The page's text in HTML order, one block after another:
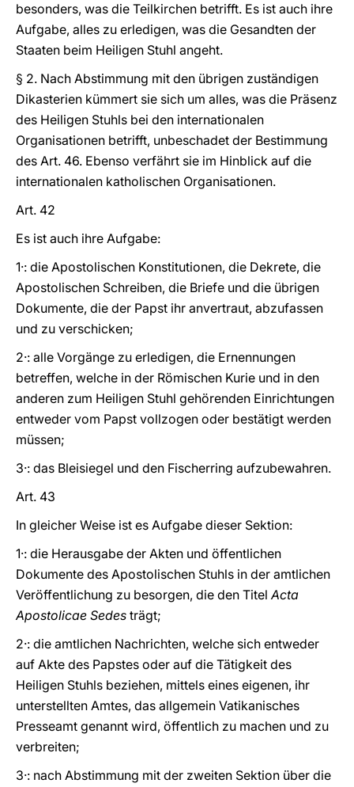
besonders, was die Teilkirchen betrifft. Es ist auch ihre
Aufgabe, alles zu erledigen, was die Gesandten der
Staaten beim Heiligen Stuhl angeht.
§ 2. Nach Abstimmung mit den übrigen zuständigen
Dikasterien kümmert sie sich um alles, was die Präsenz
des Heiligen Stuhls bei den internationalen
Organisationen betrifft, unbeschadet der Bestimmung
des Art. 46. Ebenso verfährt sie im Hinblick auf die
internationalen katholischen Organisationen.
Art. 42
Es ist auch ihre Aufgabe:
1·: die Apostolischen Konstitutionen, die Dekrete, die
Apostolischen Schreiben, die Briefe und die übrigen
Dokumente, die der Papst ihr anvertraut, abzufassen
und zu verschicken;
2·: alle Vorgänge zu erledigen, die Ernennungen
betreffen, welche in der Römischen Kurie und in den
anderen zum Heiligen Stuhl gehörenden Einrichtungen
entweder vom Papst vollzogen oder bestätigt werden
müssen;
3·: das Bleisiegel und den Fischerring aufzubewahren.
Art. 43
In gleicher Weise ist es Aufgabe dieser Sektion:
1·: die Herausgabe der Akten und öffentlichen
Dokumente des Apostolischen Stuhls in der amtlichen
Veröffentlichung zu besorgen, die den TitelActa
Apostolicae Sedes trägt;
2·: die amtlichen Nachrichten, welche sich entweder
auf Akte des Papstes oder auf die Tätigkeit des
Heiligen Stuhls beziehen, mittels eines eigenen, ihr
unterstellten Amtes, das allgemein Vatikanisches
Presseamt genannt wird, öffentlich zu machen und zu
verbreiten;
3·: nach Abstimmung mit der zweiten Sektion über die